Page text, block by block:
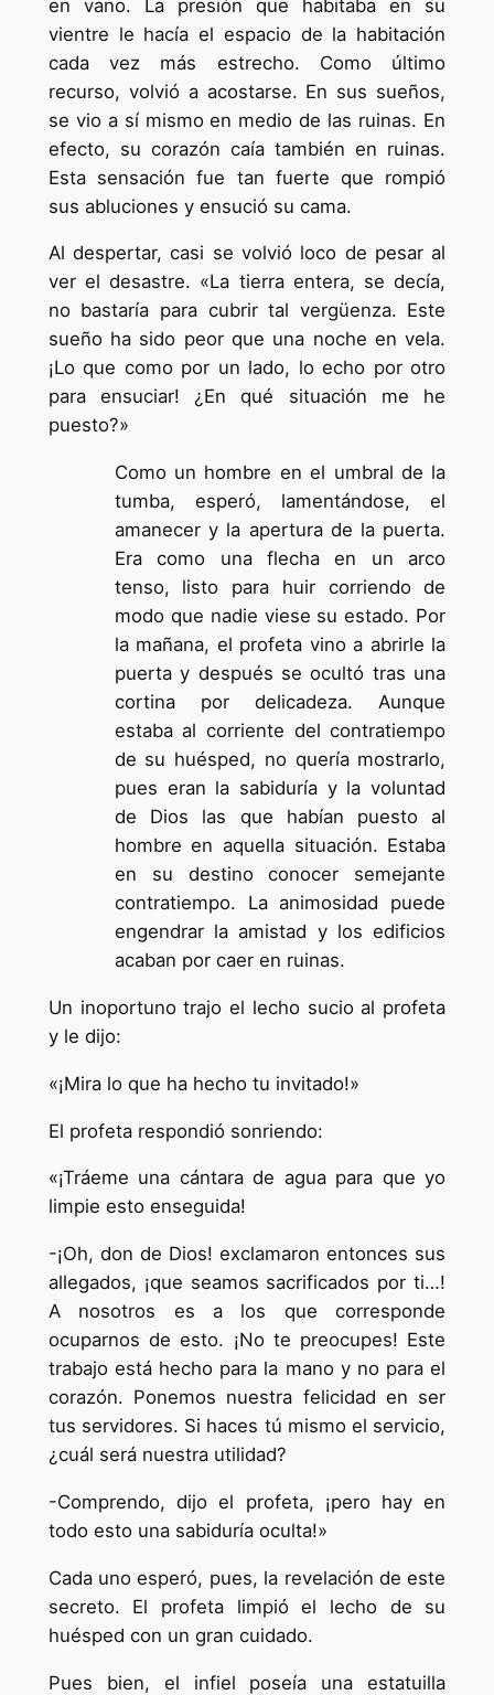
en vano. La presión que habitaba en su
vientre le hacía el espacio de la habitación
cada vez más estrecho. Como último
recurso, volvió a acostarse. En sus sueños,
se vio a sí mismo en medio de las ruinas. En
efecto, su corazón caía también en ruinas.
Esta sensación fue tan fuerte que rompió
sus abluciones y ensució su cama.
Al despertar, casi se volvió loco de pesar al
ver el desastre. «La tierra entera, se decía,
no bastaría para cubrir tal vergüenza. Este
sueño ha sido peor que una noche en vela.
¡Lo que como por un lado, lo echo por otro
para ensuciar! ¿En qué situación me he
puesto?»
Como un hombre en el umbral de la
tumba, esperó, lamentándose, el
amanecer y la apertura de la puerta.
Era como una flecha en un arco
tenso, listo para huir corriendo de
modo que nadie viese su estado. Por
la mañana, el profeta vino a abrirle la
puerta y después se ocultó tras una
cortina por delicadeza. Aunque
estaba al corriente del contratiempo
de su huésped, no quería mostrarlo,
pues eran la sabiduría y la voluntad
de Dios las que habían puesto al
hombre en aquella situación. Estaba
en su destino conocer semejante
contratiempo. La animosidad puede
engendrar la amistad y los edificios
acaban por caer en ruinas.
Un inoportuno trajo el lecho sucio al profeta
y le dijo:
«¡Mira lo que ha hecho tu invitado!»
El profeta respondió sonriendo:
«¡Tráeme una cántara de agua para que yo
limpie esto enseguida!
-¡Oh, don de Dios! exclamaron entonces sus
allegados, ¡que seamos sacrificados por ti…!
A nosotros es a los que corresponde
ocuparnos de esto. ¡No te preocupes! Este
trabajo está hecho para la mano y no para el
corazón. Ponemos nuestra felicidad en ser
tus servidores. Si haces tú mismo el servicio,
¿cuál será nuestra utilidad?
-Comprendo, dijo el profeta, ¡pero hay en
todo esto una sabiduría oculta!»
Cada uno esperó, pues, la revelación de este
secreto. El profeta limpió el lecho de su
huésped con un gran cuidado.
Pues bien, el infiel poseía una estatuilla